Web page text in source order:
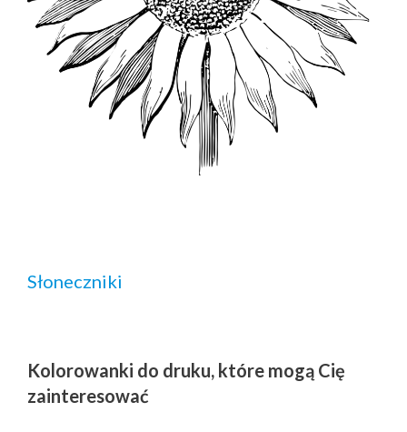
Słoneczniki
Kolorowanki do druku, które mogą Cię
zainteresować